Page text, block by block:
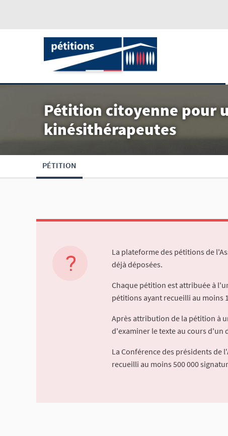
Pétition citoyenne pour
kinésithérapeutes
PÉTITION
La plateforme des pétitions de
déjà déposées.
Chaque pétition est attribuée à
pétitions ayant recueilli au moins
Après attribution de la pétition à
d'examiner le texte au cours
La Conférence des présidents
recueilli au moins 500 000